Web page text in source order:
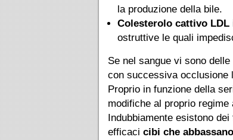
la produzione della bile.
Colesterolo cattivo LDL
ostruttive le quali
Se nel sangue vi sono
con successiva occlusione
Proprio in funzione della
modifiche al proprio
Indubbiamente esistono
efficaci cibi che